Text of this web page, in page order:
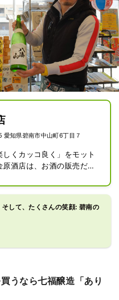
お酒と、それぞれの個性を
器のペアリングをお楽しみ
す。
知県碧南市中山町6丁目７
しくカッコ良く」をモット
原酒店は、お酒の販売だけ
催やお酒を酒屋で飲む伝統
る酒屋""として地元や
蔵元へ足を運んで直接仕
して、たくさんの笑顔: 碧南の
うなら七福醸造「あり